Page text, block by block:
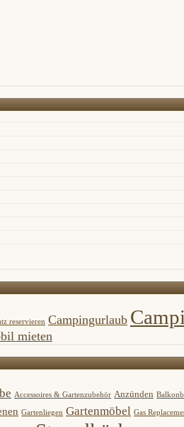
reservieren Campingurlaub
mieten
Accessoires & Gartenzubehör Anzünden
Gartenliegen Gartenmöbel Gas